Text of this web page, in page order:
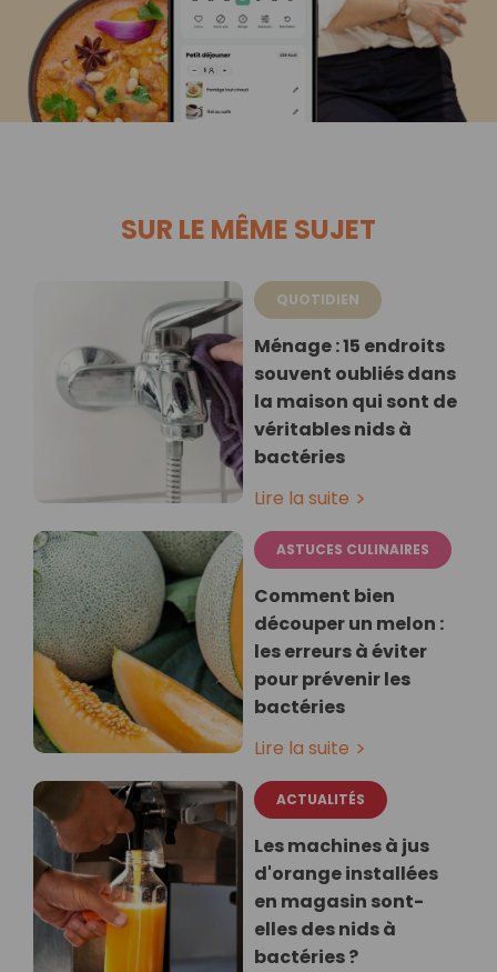
SUR LE MÊME SUJET
QUOTIDIEN
Ménage : 15 endroits
souvent oubliés dans
la maison qui sont de
véritables nids à
bactéries
Lire la suite
ASTUCES CULINAIRES
Comment bien
découper un melon :
les erreurs à éviter
pour prévenir les
bactéries
Lire la suite
ACTUALITÉS
Les machines à jus
d'orange installées
en magasin sont-
elles des nids à
bactéries ?